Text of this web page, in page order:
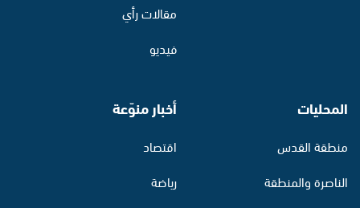
مقالات رأي
فيديو
المحليات
منطقة القدس
الناصرة والمنطقة
أخبار منوّعة
اقتصاد
رياضة